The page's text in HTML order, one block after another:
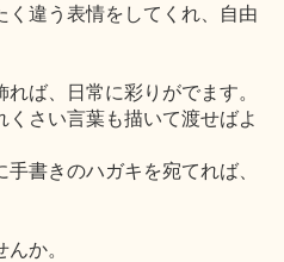
違う表情をしてくれ、自由
ば、日常に彩りがでます。
さい言葉も描いて渡せばよ
書きのハガキを宛てれば、
か。